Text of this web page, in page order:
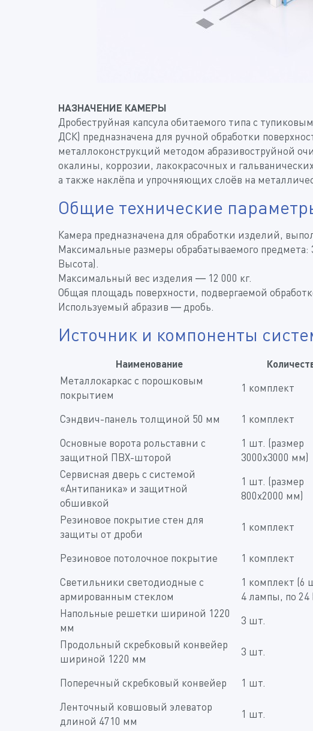
НАЗНАЧЕНИЕ КАМЕРЫ
Дробеструйная капсула обитаемого типа с
ДСК) предназначена для ручной обработки
металлоконструкций методом абразивоструйной
окалины, коррозии, лакокрасочных и
а также наклёпа и упрочняющих слоёв на
Общие технические
Камера предназначена для обработки изделий,
Максимальные размеры обрабатываемого предмета:
Высота).
Максимальный вес изделия — 12 000 кг.
Общая площадь поверхности, подвергаемой
Используемый абразив — дробь.
Источник и компоненты
Наименование
Металлокаркас с порошковым
покрытием
1 комплект
Сэндвич-панель толщиной 50 мм
1 комплект
Основные ворота рольставни с
защитной ПВХ-шторой
1 шт. (размер
3000x3000 мм)
Сервисная дверь с системой
«Антипаника» и защитной
обшивкой
1 шт. (размер
800x2000 мм)
Резиновое покрытие стен для
защиты от дроби
1 комплект
Резиновое потолочное покрытие
1 комплект
Светильники светодиодные с
армированным стеклом
1 комплект (6
4 лампы, по 24
Напольные решетки шириной 1220
мм
3 шт.
Продольный скребковый конвейер
шириной 1220 мм
3 шт.
Поперечный скребковый конвейер
1 шт.
Ленточный ковшовый элеватор
длиной 4710 мм
1 шт.